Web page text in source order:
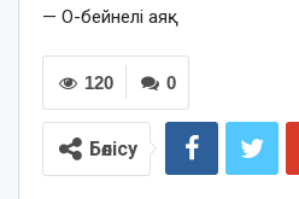
— О-бейнелі аяқ.
0
120
Бөлісу